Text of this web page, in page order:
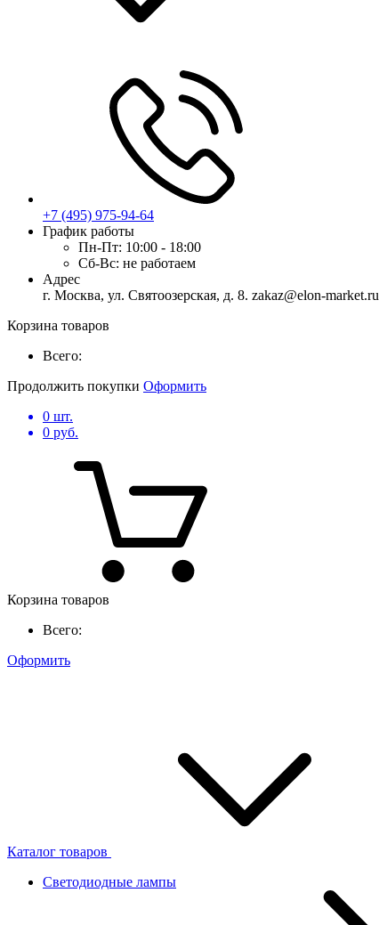
+7 (495) 975-94-64
График работы
Пн-Пт: 10:00 - 18:00
Сб-Вс: не работаем
Адрес
г. Москва, ул. Святоозерская, д. 8. zakaz@elon-market.ru
Корзина товаров
Всего:
Продолжить покупки Оформить
0 шт.
0 руб.
Корзина товаров
Всего:
Оформить
Каталог товаров
Светодиодные лампы